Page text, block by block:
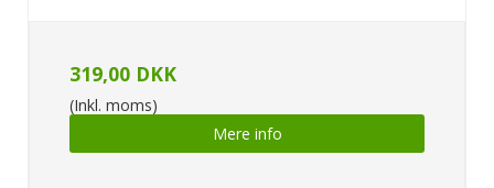
319,00 DKK
(Inkl. moms)
Mere info